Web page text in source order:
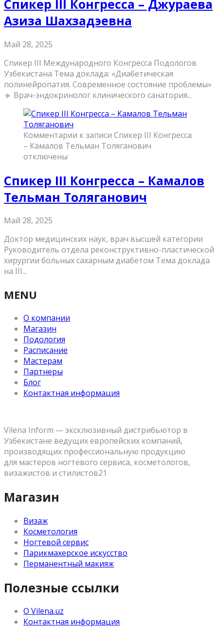
Спикер III Конгресса – Джураева
Азиза Шахзадэевна
Май 28, 2025
Спикер III Международного Конгресса Подологов
Узбекистана Тема доклада: «Диабетическая
полинейропатия. Современное состояние проблемы»
🔹 Врач-эндокринолог клинического санатория...
Комментарии к записи Спикер III Конгресса
– Камалов Тельман Толяганович
отключены
Спикер III Конгресса – Камалов
Тельман Толяганович
Май 28, 2025
Доктор медицинских наук, врач высшей категории
Руководитель отдела реконструктивно-пластической
хирургии больных сахарным диабетом Тема доклада
на III...
MENU
О компании
Магазин
Подология
Расписание
Мастерам
Партнеры
Блог
Контактная информация
Vilena Inform — эксклюзивный дистрибьютор в
Узбекистане ведущих европейских компаний,
производящих профессиональную продукцию
для мастеров ногтевого сервиса, косметологов,
визажистов и стилистов21
Магазин
Визаж
Косметология
Ногтевой сервис
Парикмахерское искусство
Перманентный макияж
Полезные ссылки
О Vilena.uz
Контактная информация